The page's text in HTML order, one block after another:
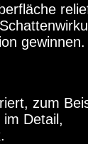
gewinnen.
zum
Detail,